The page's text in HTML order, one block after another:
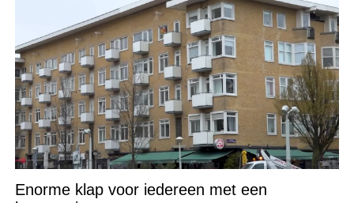
Enorme klap voor iedereen met een